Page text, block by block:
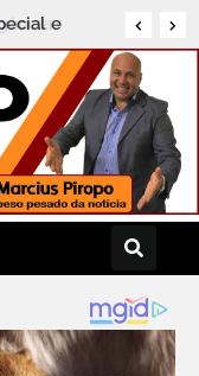
e
de